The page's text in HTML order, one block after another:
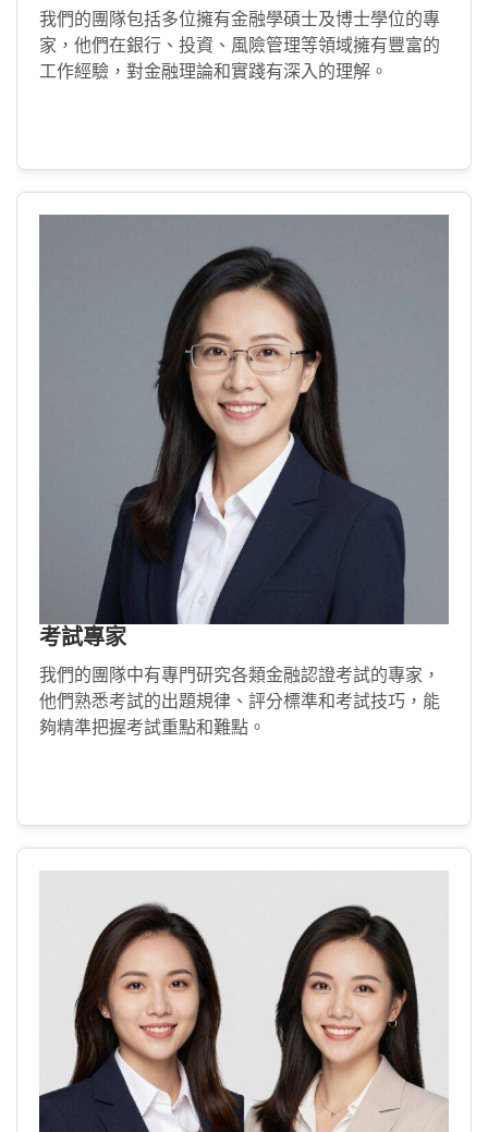
我們的團隊包括多位擁有金融學碩士及博士學位的專
家，他們在銀行、投資、風險管理等領域擁有豐富的
工作經驗，對金融理論和實踐有深入的理解。
考試專家
我們的團隊中有專門研究各類金融認證考試的專家，
他們熟悉考試的出題規律、評分標準和考試技巧，能
夠精準把握考試重點和難點。